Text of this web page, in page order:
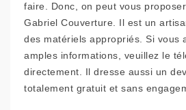
faire. Donc, on peut vous
Gabriel Couverture. Il est un
des matériels appropriés. Si vous
amples informations, veuillez le
directement. Il dresse aussi un
totalement gratuit et sans